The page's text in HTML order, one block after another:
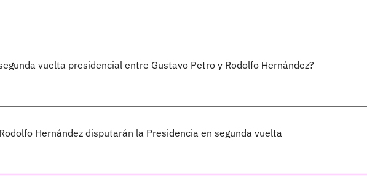
vuelta presidencial entre Gustavo Petro y Rodolfo Hernández?
Hernández disputarán la Presidencia en segunda vuelta